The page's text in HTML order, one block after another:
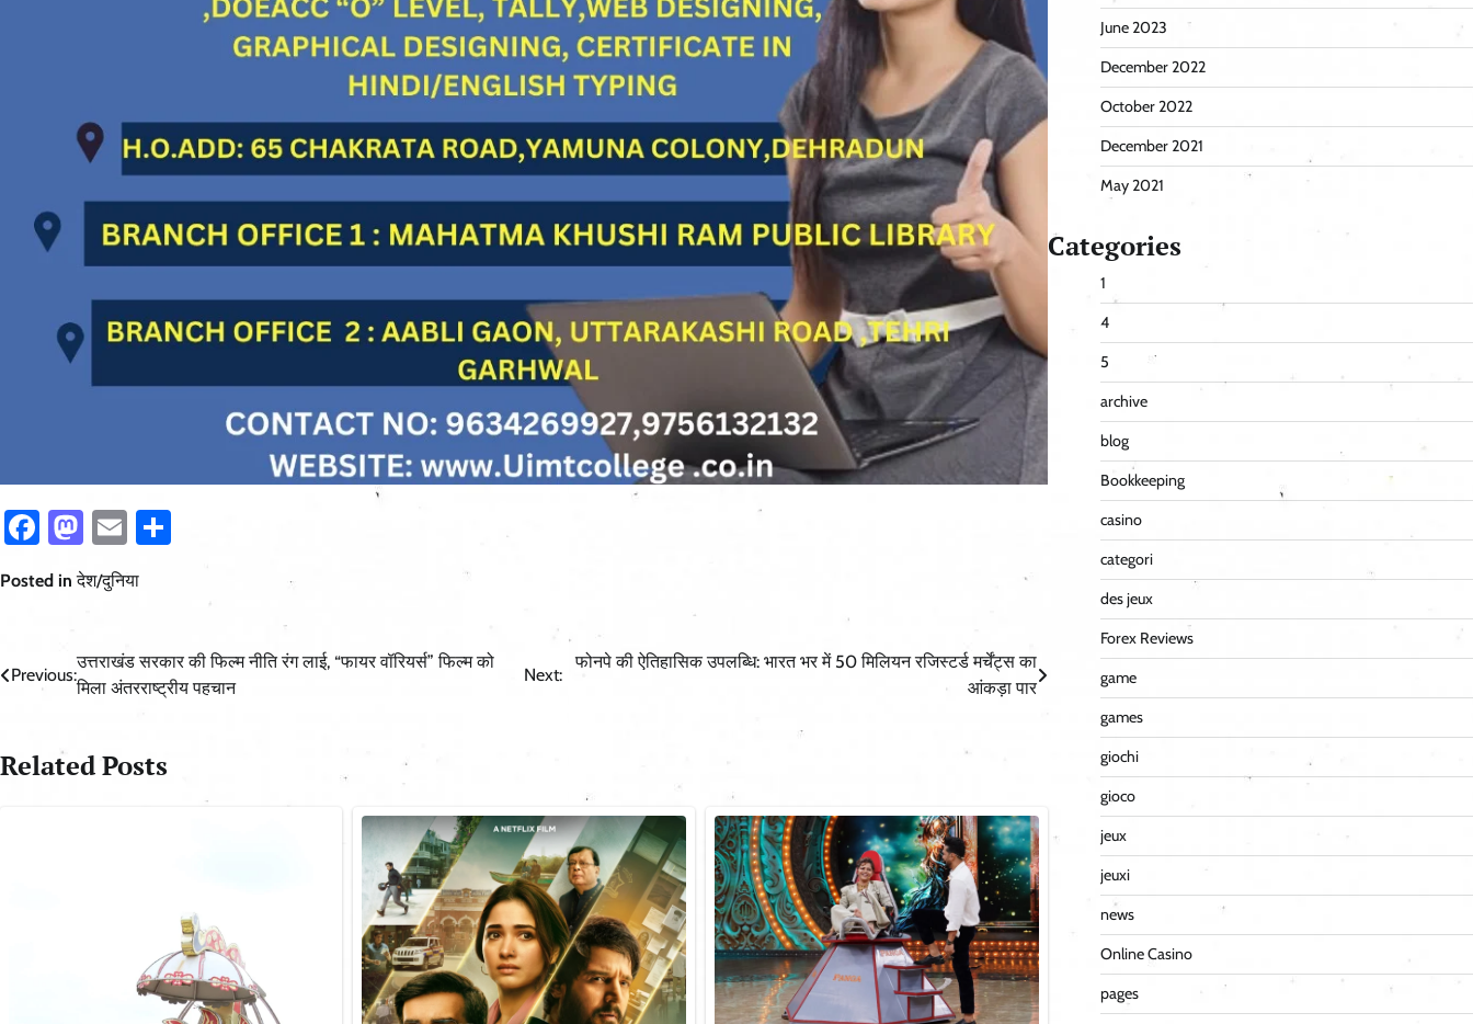
Facebook
Mastodon
Email
Posted inदेश/दुनिया
Post
Previous:
उत्तराखंड सरकार की फिल्म नीति रंग लाई, “फायर वॉरियर्स” फिल्म को
मिला अंतरराष्ट्रीय पहचान
Next:
फोनपे की ऐतिहासिक उपलब्धि: भारत भर में 50 मिलियन रजिस्टर्ड मर्चेंट्स का
आंकड़ा पार
Related Posts
June 2023
December 2022
October 2022
December 2021
May 2021
Categories
1
4
5
archive
blog
Bookkeeping
casino
categori
des jeux
Forex Reviews
game
games
giochi
gioco
jeux
jeuxi
news
Online Casino
pages